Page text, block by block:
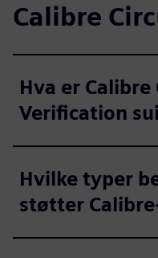
Calibre
Hva er Calibre
Verification
Hvilke typer
støtter